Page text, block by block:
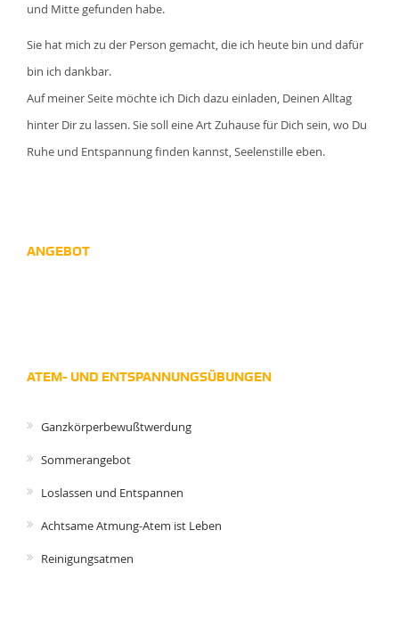
und Mitte gefunden habe.
Sie hat mich zu der Person gemacht, die ich heute bin und dafür
bin ich dankbar.
Auf meiner Seite möchte ich Dich dazu einladen, Deinen Alltag
hinter Dir zu lassen. Sie soll eine Art Zuhause für Dich sein, wo Du
Ruhe und Entspannung finden kannst, Seelenstille eben.
ANGEBOT
ATEM- UND ENTSPANNUNGSÜBUNGEN
Ganzkörperbewußtwerdung
Sommerangebot
Loslassen und Entspannen
Achtsame Atmung-Atem ist Leben
Reinigungsatmen